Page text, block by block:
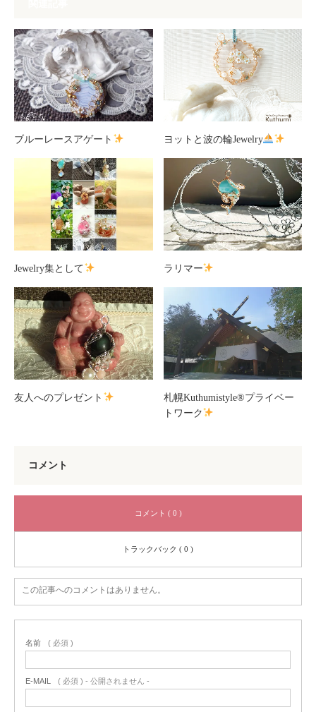
ブルーレースアゲート ヨットと波の輪Jewelry
Jewelry集として ラリマー
友人へのプレゼント
札幌Kuthumistyle®プライベー
トワーク
コメント
コメント ( 0 )
トラックバック ( 0 )
この記事へのコメントはありません。
名前 ( 必須 )
E-MAIL ( 必須 ) - 公開されません -